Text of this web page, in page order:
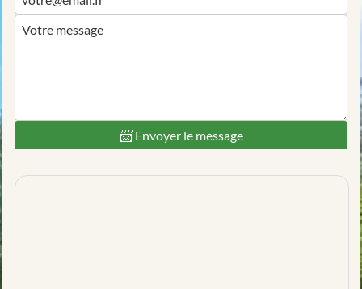
📨 Envoyer le message